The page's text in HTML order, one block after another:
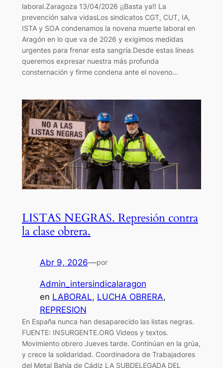
laboral.Zaragoza 13/04/2026 ¡¡Basta ya!! La
prevención salva vidasLos sindicatos CGT, CUT, IA,
ISTA y SOA condenamos la novena muerte laboral en
Aragón en lo que va de 2026 y exigimos medidas
urgentes para frenar esta sangría.Desde estas líneas
queremos expresar nuestra más profunda
consternación y firme condena ante el noveno…
LISTAS NEGRAS. Represión contra
la clase obrera.
Abr 9, 2026—por
Admin_intersindicalaragon
en LABORAL, LUCHA OBRERA
REPRESION
En España nunca han desaparecido las listas negras.
FUENTE: INSURGENTE.ORG Videos y textos.
Movimiento obrero Jueves tarde. Continúan en la grúa,
y crece la solidaridad. Coordinadora de Trabajadores
del Metal Bahía de Cádiz LA SUBDELEGADA DEL